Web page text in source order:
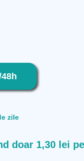
zile
doar 1,30 lei